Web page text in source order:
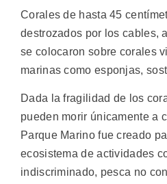
Corales de hasta 45
destrozados por los cables,
se colocaron sobre corales
marinas como esponjas,
Dada la fragilidad de los
pueden morir únicamente a
Parque Marino fue creado
ecosistema de actividades
indiscriminado, pesca no